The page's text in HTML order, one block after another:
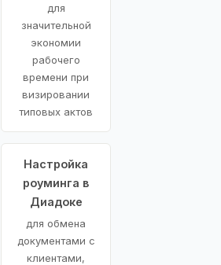
для
значительной
экономии
рабочего
времени при
визировании
типовых актов
Настройка
роуминга в
Диадоке
для обмена
документами с
клиентами,